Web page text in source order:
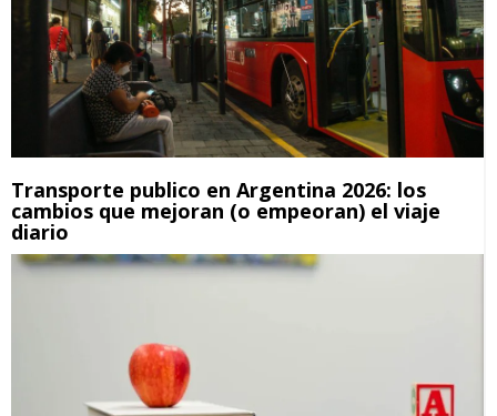
Transporte publico en Argentina 2026: los
cambios que mejoran (o empeoran) el viaje
diario